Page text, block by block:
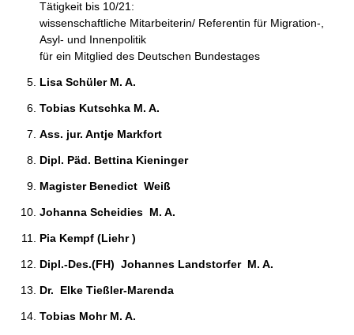
Tätigkeit bis 10/21:
wissenschaftliche Mitarbeiterin/ Referentin für Migration-,
Asyl- und Innenpolitik
für ein Mitglied des Deutschen Bundestages
Lisa Schüler M. A.
Tobias Kutschka M. A.
Ass. jur. Antje Markfort
Dipl. Päd. Bettina Kieninger
Magister Benedict  Weiß
Johanna Scheidies  M. A.
Pia Kempf (Liehr )
Dipl.-Des.(FH)  Johannes Landstorfer  M. A.
Dr.  Elke Tießler-Marenda
Tobias Mohr M. A.